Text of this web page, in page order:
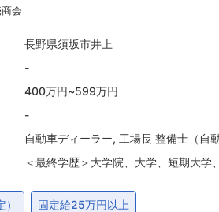
： 施工管理として4名のスタッフが活躍しております。30〜50代の男性が幅広く
帰社したのち、スタッフのほぼ全
保ちながら働いて頂けます。 ◇休
相談可能です。 ■社内の雰囲気： 面倒見が良い社員が多く、温かい雰囲気の中仕事を
会
長野県須坂市井上
-
400万円~599万円
-
自動車ディーラー, 工場長 整備士（自
＜最終学歴＞大学院、大学、短期大
固定給25万円以上